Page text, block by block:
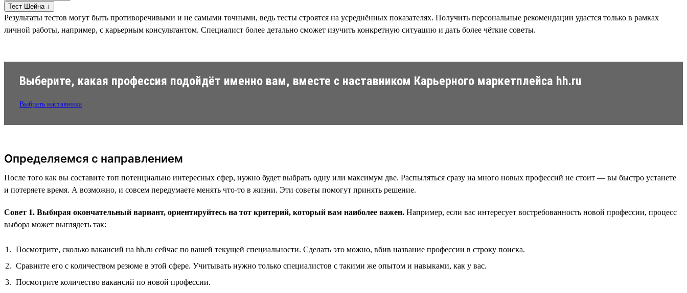
Тест Шейна ↓
Результаты тестов могут быть противоречивыми и не самыми точными, ведь тесты строятся на усреднённых показателях. Получить персональные рекомендации удастся только в рамках
личной работы, например, с карьерным консультантом. Специалист более детально сможет изучить конкретную ситуацию и дать более чёткие советы.
Выберите, какая профессия подойдёт именно вам, вместе с наставником Карьерного маркетплейса hh.ru
Выбрать наставника
Определяемся с направлением
После того как вы составите топ потенциально интересных сфер, нужно будет выбрать одну или максимум две. Распыляться сразу на много новых профессий не стоит — вы быстро устанете
и потеряете время. А возможно, и совсем передумаете менять что-то в жизни. Эти советы помогут принять решение.
Совет 1. Выбирая окончательный вариант, ориентируйтесь на тот критерий, который вам наиболее важен. Например, если вас интересует востребованность новой профессии, процесс
выбора может выглядеть так:
Посмотрите, сколько вакансий на hh.ru сейчас по вашей текущей специальности. Сделать это можно, вбив название профессии в строку поиска.
Сравните его с количеством резюме в этой сфере. Учитывать нужно только специалистов с такими же опытом и навыками, как у вас.
Посмотрите количество вакансий по новой профессии.